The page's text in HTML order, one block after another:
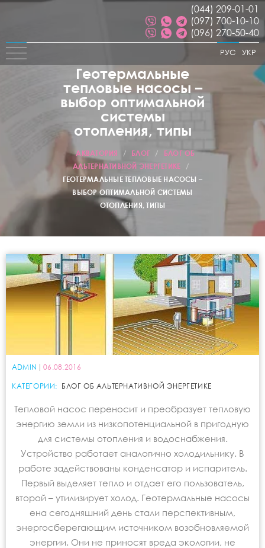
(044) 209-01-01
(097) 700-10-10
(096) 270-50-40
УКР
РУС
Геотермальные
тепловые насосы –
выбор оптимальной
системы
отопления, типы
АКВАТОРИЯ / БЛОГ /
БЛОГ ОБ
АЛЬТЕРНАТИВНОЙ ЭНЕРГЕТИКЕ
/
ГЕОТЕРМАЛЬНЫЕ ТЕПЛОВЫЕ НАСОСЫ –
ВЫБОР ОПТИМАЛЬНОЙ СИСТЕМЫ
ОТОПЛЕНИЯ, ТИПЫ
ADMIN 06.08.2016
КАТЕГОРИИ: БЛОГ ОБ АЛЬТЕРНАТИВНОЙ ЭНЕРГЕТИКЕ
Тепловой насос переносит и преобразует тепловую
энергию земли из низкопотенциальной в пригодную
для системы отопления и водоснабжения.
Устройство работает аналогично холодильнику. В
работе задействованы конденсатор и испаритель.
Первый выделяет тепло и отдает его пользователь,
второй – утилизирует холод. Геотермальные насосы
ена сегодняшний день стали перспективным,
энергосберегающим источником возобновляемой
энергии. Они не приносят вреда экологии, не